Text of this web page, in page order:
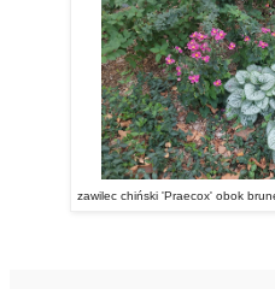
zawilec chiński 'Praecox' obok